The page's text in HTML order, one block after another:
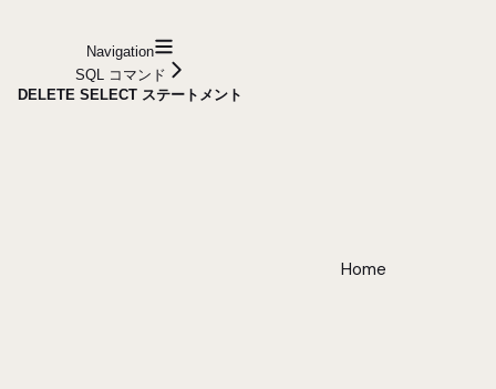
Navigation
SQL コマンド
DELETE SELECT ステートメント
Home